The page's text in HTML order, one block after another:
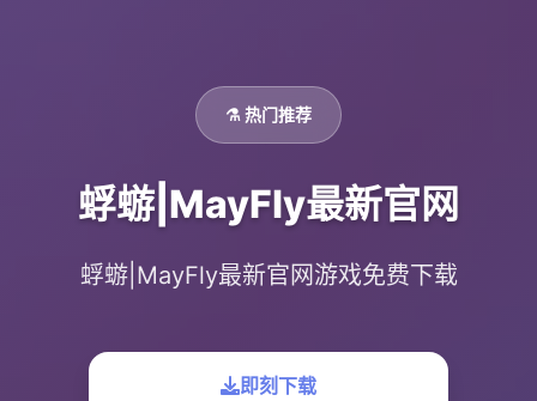
⚗️ 热门推荐
蜉蝣|MayFly最新官网
蜉蝣|MayFly最新官网游戏免费下载
即刻下载